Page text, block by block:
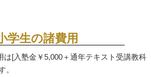
学生の諸費用
[入塾金￥5,000＋通年テキスト受講教科
。